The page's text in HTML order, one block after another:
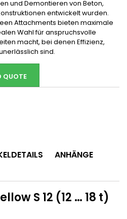
und Demontieren von Beton,
entwickelt wurden.
Attachments bieten maximale
Wahl für anspruchsvolle
macht, bei denen Effizienz,
sind.
QUOTE
ANHÄNGE
S 12 (12 … 18 t)